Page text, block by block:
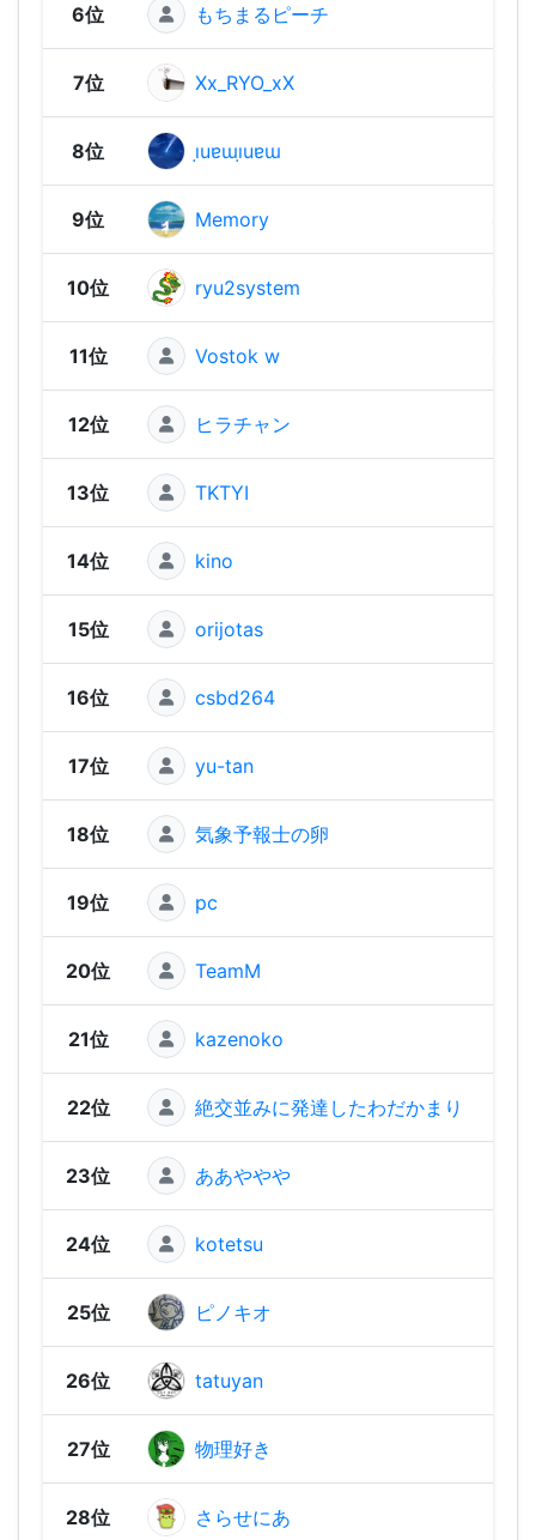
6位 もちまるピーチ
7位 Xx_RYO_xX
8位 ı̣uɐɯı̣uɐɯ
9位 Memory
10位 ryu2system
11位 Vostok w
12位 ヒラチャン
13位 TKTYI
14位 kino
15位 orijotas
16位 csbd264
17位 yu-tan
18位 気象予報士の卵
19位 pc
20位 TeamM
21位 kazenoko
22位 絶交並みに発達したわだかまり
23位 ああややや
24位 kotetsu
25位 ピノキオ
26位 tatuyan
27位 物理好き
28位 さらせにあ